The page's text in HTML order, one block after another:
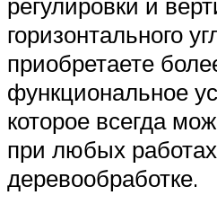
горизонтального
приобретаете
функциональное
которое всегда
при любых
деревообработке.